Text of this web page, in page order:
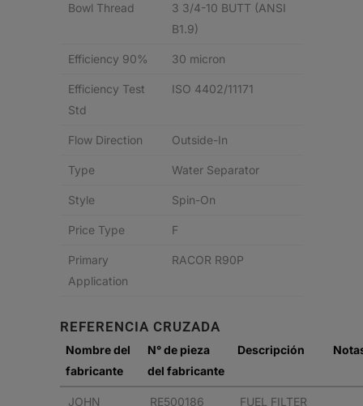
Bowl Thread
3 3/4-10 BUTT (ANSI
B1.9)
Efficiency 90% 30 micron
Efficiency Test
Std
ISO 4402/11171
Flow Direction Outside-In
Type Water Separator
Style Spin-On
Price Type F
Primary
Application
RACOR R90P
REFERENCIA CRUZADA
Nombre del
fabricante
N° de pieza
del fabricante
Descripción
JOHN
RE500186
FUEL FILTER